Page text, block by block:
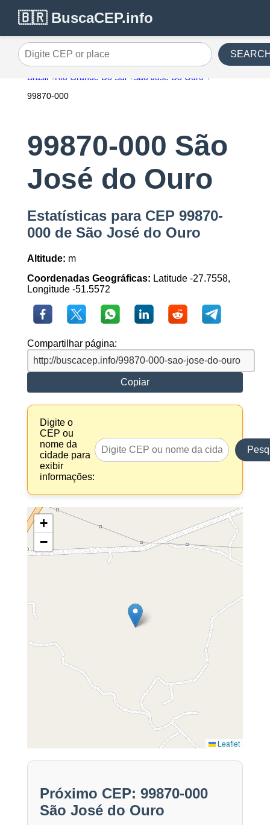
🇧🇷 BuscaCEP.info
Digite CEP or place
Brasil Rio Grande Do Sul
São José Do Ouro
99870-000
99870-000 São
José do Ouro
Estatísticas para CEP 99870-
000 de São José do Ouro
Altitude: m
Coordenadas Geográficas: Latitude -27.7558,
Longitude -51.5572
Compartilhar página:
Copiar
Digite o
CEP ou
nome da
cidade para
exibir
informações:
+
−
Leaflet
Próximo CEP: 99870-000
São José do Ouro